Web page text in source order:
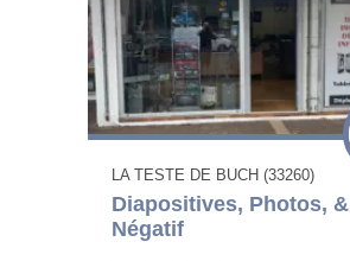
LA TESTE DE BUCH (33260)
Diapositives, Photos, &
Négatif